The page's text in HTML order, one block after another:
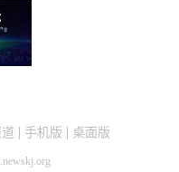
手机版 桌面版